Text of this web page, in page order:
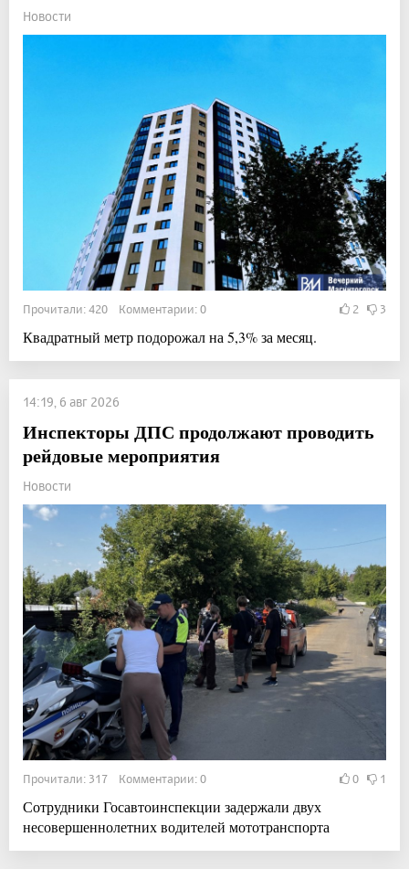
Новости
Прочитали: 420 Комментарии: 0 2 3
Квадратный метр подорожал на 5,3% за месяц.
14:19, 6 авг 2026
Инспекторы ДПС продолжают проводить
рейдовые мероприятия
Новости
Прочитали: 317 Комментарии: 0 0 1
Сотрудники Госавтоинспекции задержали двух
несовершеннолетних водителей мототранспорта